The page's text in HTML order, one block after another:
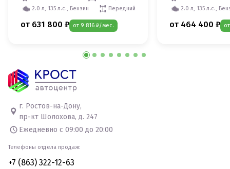
2.0 л, 135 л.с., Бензин
Передний
от 631 800 ₽ от 9 816 ₽/мес.
2.0 л, 135 л.с.,
от 464 400 ₽
г. Ростов-на-Дону,
пр-кт Шолохова, д. 247
Ежедневно с 09:00 до 20:00
Телефоны отдела продаж:
+7 (863) 322-12-63